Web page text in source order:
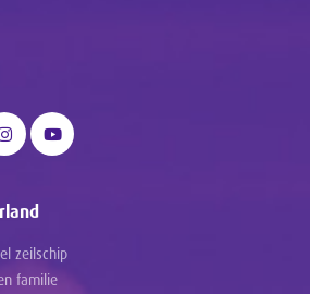
zeilschip
familie